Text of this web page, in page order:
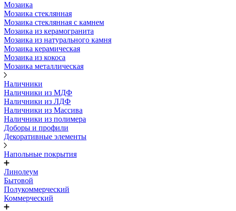
Мозаика
Мозаика стеклянная
Мозаика стеклянная с камнем
Мозаика из керамогранита
Мозаика из натурального камня
Мозаика керамическая
Мозаика из кокоса
Мозаика металлическая
Наличники
Наличники из МДФ
Наличники из ЛДФ
Наличники из Массива
Наличники из полимера
Доборы и профили
Декоративные элементы
Напольные покрытия
Линолеум
Бытовой
Полукоммерческий
Коммерческий